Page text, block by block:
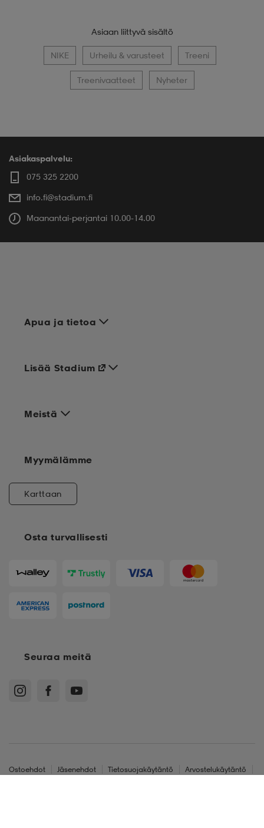
Asiaan liittyvä sisältö
NIKE Urheilu & varusteet Treeni
Treenivaatteet Nyheter
Asiakaspalvelu:
075 325 2200
info.fi@stadium.fi
Maanantai-perjantai 10.00-14.00
Apua ja tietoa
Meistä
Osta turvallisesti
Lisää Stadium
Myymälämme
Karttaan
Seuraa meitä
Ostoehdot Jäsenehdot Tietosuojakäytäntö
Arvostelukäytäntö